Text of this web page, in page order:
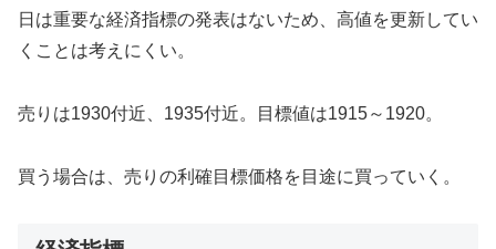
日は重要な経済指標の発表はないため、高値を更新してい
くことは考えにくい。
売りは1930付近、1935付近。目標値は1915～1920。
買う場合は、売りの利確目標価格を目途に買っていく。